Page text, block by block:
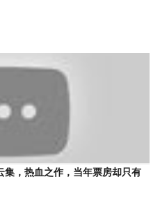
集，热血之作，当年票房却只有